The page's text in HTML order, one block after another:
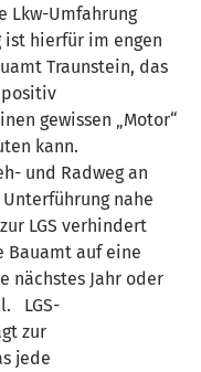
Lkw-Umfahrung
ist hierfür im engen
Traunstein, das
positiv
gewissen „Motor“
kann.
und Radweg an
nahe
LGS verhindert
Bauamt auf eine
nächstes Jahr oder
LGS-
zur
jede